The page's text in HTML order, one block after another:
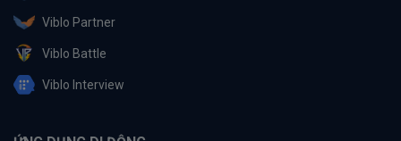
Viblo Partner
Viblo Battle
Viblo Interview